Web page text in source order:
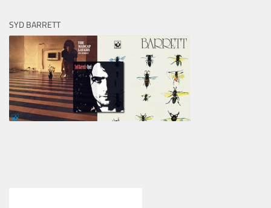
SYD BARRETT